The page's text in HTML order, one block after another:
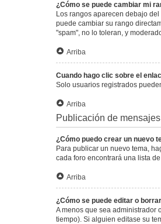
¿Cómo se puede cambiar mi
Los rangos aparecen debajo
puede cambiar su rango
"spam", no lo toleran, y
Arriba
Cuando hago clic sobre el
Solo usuarios registrados
Arriba
Publicación de mensajes
¿Cómo puedo crear un nuevo
Para publicar un nuevo tema,
cada foro encontrará una lista
Arriba
¿Cómo se puede editar o
A menos que sea administrador
tiempo). Si alguien editase su